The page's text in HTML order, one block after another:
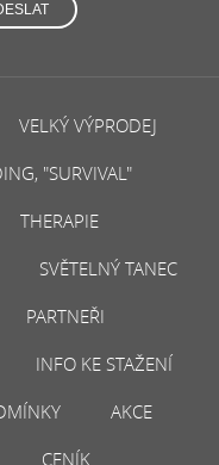
VELKÝ VÝPRODEJ
"SURVIVAL"
THERAPIE
SVĚTELNÝ TANEC
PARTNEŘI
INFO KE STAŽENÍ
AKCE
CENÍK